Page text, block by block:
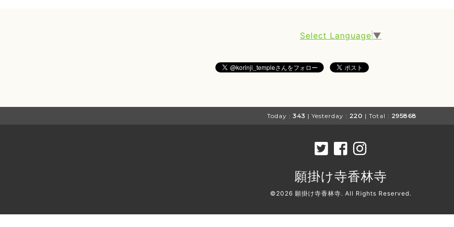
Select Language ▼
Today : 343 | Yesterday : 220 | Total : 295868
願掛け寺香林寺
©2026 願掛け寺香林寺. All Rights Reserved.